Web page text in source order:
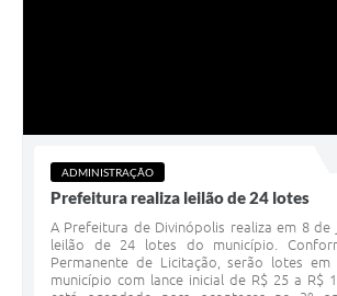
ADMINISTRAÇÃO
Prefeitura realiza leilão de 24 lotes
A Prefeitura de Divinópolis realiza em 8 de
leilão de 24 lotes do município.
Permanente de Licitação, serão lotes
município com lance inicial de R$ 25 a R$